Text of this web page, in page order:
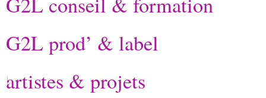
G2L prod’ & label
artistes & projets